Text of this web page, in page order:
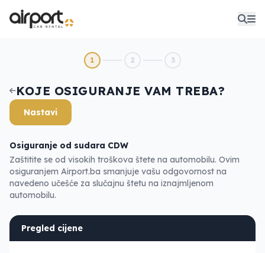
1 2 3
KOJE OSIGURANJE VAM TREBA?
Nastavi
Osiguranje od sudara CDW
Zaštitite se od visokih troškova štete na automobilu. Ovim
osiguranjem Airport.ba smanjuje vašu odgovornost na
navedeno učešće za slučajnu štetu na iznajmljenom
automobilu.
Pregled cijene